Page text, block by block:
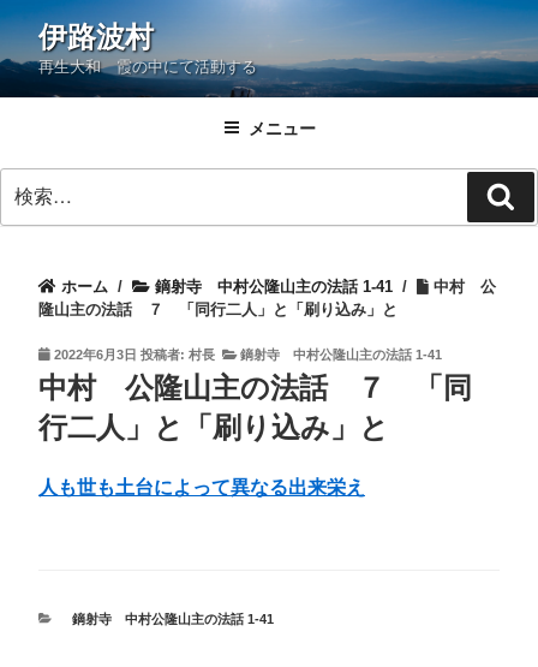
ン
テ
ン
ス
伊路波村
再生大和 霞の中にて活動する
メニュー
索:
索
ホーム / 鏑射寺 中村公隆山主の法話 1-41 /
中村 公
隆山主の法話 ７ 「同行二人」と「刷り込み」と
投
稿
日:
2022年6月3日 投稿者: 村長 鏑射寺 中村公隆山主の法話 1-41
中村 公隆山主の法話 ７ 「同
行二人」と「刷り込み」と
人も世も土台によって異なる出来栄え
カ
鏑射寺 中村公隆山主の法話 1-41